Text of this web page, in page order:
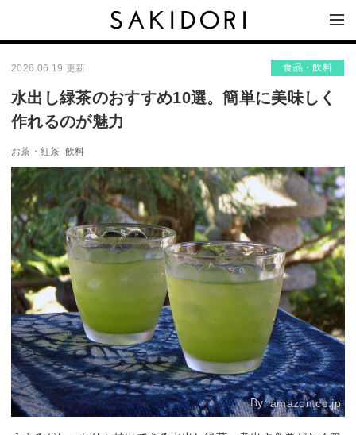
2026.06.19 更新 食品・飲料
水出し緑茶のおすすめ10選。簡単に美味しく
作れるのが魅力
お茶・紅茶 飲料
By:amazon.co.jp